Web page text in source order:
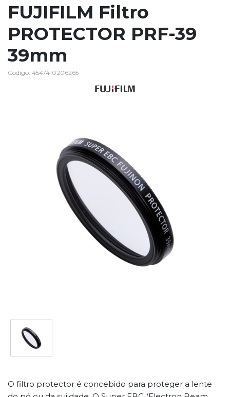
FUJIFILM Filtro
PROTECTOR PRF-39
39mm
Código: 4547410206265
O filtro protector é concebido para proteger a lente